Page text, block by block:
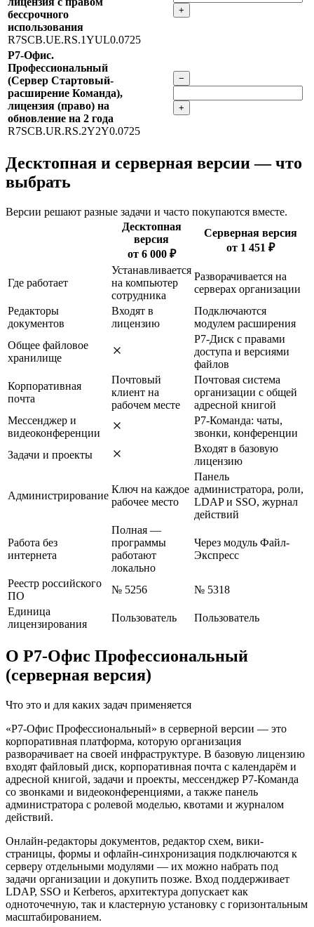
бессрочного
использования
R7SCB.UE.RS.1YUL0.0725
+
Р7-Офис.
Профессиональный
(Сервер Стартовый-
расширение Команда),
лицензия (право) на
обновление на 2 года
R7SCB.UR.RS.2Y2Y0.0725
−
+
Десктопная и серверная версии — что
выбрать
Версии решают разные задачи и часто покупаются вместе.
Десктопная
версия
от 6 000 ₽
Серверная версия
от 1 451 ₽
Где работает
Устанавливается
на компьютер
сотрудника
Разворачивается на
серверах организации
Редакторы
документов
Входят в
лицензию
Подключаются
модулем расширения
Общее файловое
хранилище
Р7-Диск с правами
доступа и версиями
файлов
Корпоративная
почта
Почтовый
клиент на
рабочем месте
Почтовая система
организации с общей
адресной книгой
Мессенджер и
видеоконференции
Р7-Команда: чаты,
звонки, конференции
Задачи и проекты
Входят в базовую
лицензию
Администрирование
Ключ на каждое
рабочее место
Панель
администратора, роли,
LDAP и SSO, журнал
действий
Работа без
интернета
Полная —
программы
работают
локально
Через модуль Файл-
Экспресс
Реестр российского
ПО
№ 5256
№ 5318
Единица
лицензирования
Пользователь Пользователь
О Р7-Офис Профессиональный
(серверная версия)
Что это и для каких задач применяется
«Р7-Офис Профессиональный» в серверной версии — это
корпоративная платформа, которую организация
разворачивает на своей инфраструктуре. В базовую лицензию
входят файловый диск, корпоративная почта с календарём и
адресной книгой, задачи и проекты, мессенджер Р7-Команда
со звонками и видеоконференциями, а также панель
администратора с ролевой моделью, квотами и журналом
действий.
Онлайн-редакторы документов, редактор схем, вики-
страницы, формы и офлайн-синхронизация подключаются к
серверу отдельными модулями — их можно набрать под
задачи организации и докупить позже. Вход поддерживает
LDAP, SSO и Kerberos, архитектура допускает как
одноточечную, так и кластерную установку с горизонтальным
масштабированием.